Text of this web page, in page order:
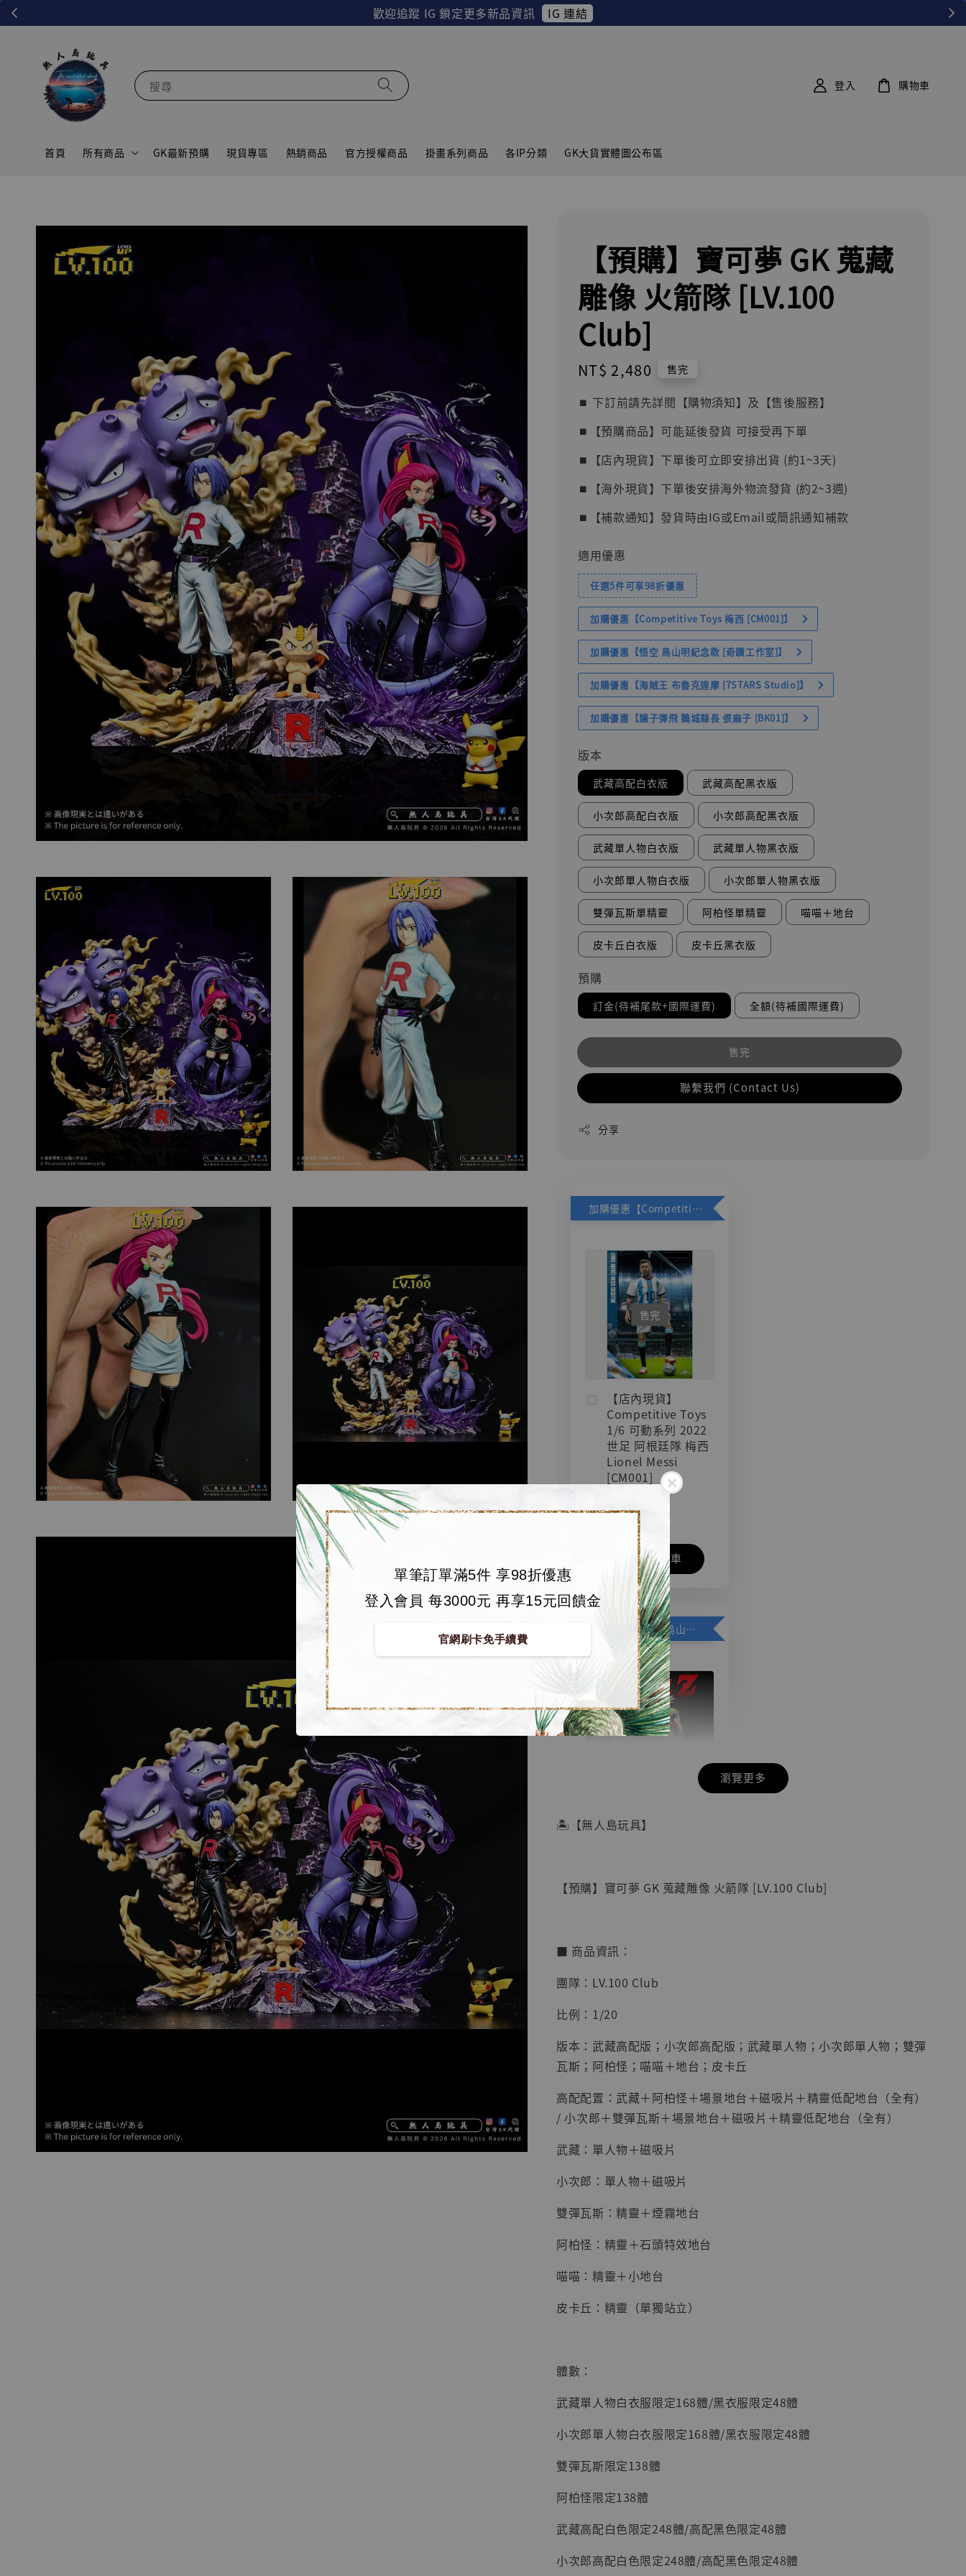
歡迎追蹤 IG 鎖定更多新品資訊 IG 連結
單筆訂單滿5件 享98折優惠
登入會員 每3000元 再享15元回饋金
官網刷卡免手續費
搜尋
首頁 所有商品 GK最新預購 現貨專區 熱銷商品 官方授權商品 掛畫系列商品 各IP分類 GK大貨實體圖公布區
登入 購物車
【預購】寶可夢 GK 蒐藏
雕像 火箭隊 [LV.100
Club]
Regular
price
NT$ 2,480 售完
⏹︎ 下訂前請先詳閱【購物須知】及【售後服務】
⏹︎【預購商品】可能延後發貨 可接受再下單
⏹︎【店內現貨】下單後可立即安排出貨 (約1~3天)
⏹︎【海外現貨】下單後安排海外物流發貨 (約2~3週)
⏹︎【補款通知】發貨時由IG或Email或簡訊通知補款
適用優惠
任選5件可享98折優惠
加購優惠【Competitive Toys 梅西 [CM001]】
加購優惠【悟空 鳥山明紀念款 [奇蹟工作室]】
加購優惠【海賊王 布魯克達摩 [7STARS Studio]】
加購優惠【讓子彈飛 鵝城縣長 張麻子 [BK01]】
版本
武藏高配白衣版 武藏高配黑衣版
小次郎高配白衣版 小次郎高配黑衣版
武藏單人物白衣版 武藏單人物黑衣版
小次郎單人物白衣版 小次郎單人物黑衣版
雙彈瓦斯單精靈 阿柏怪單精靈 喵喵＋地台
皮卡丘白衣版 皮卡丘黑衣版
預購
訂金(待補尾款+國際運費) 全額(待補國際運費)
售完
聯繫我們 (Contact Us)
分享
加購優惠【Competitive Toys 梅西 [CM001]】
售完
【店內現貨】
Competitive Toys
1/6 可動系列 2022
世足 阿根廷隊 梅西
Lionel Messi
[CM001]
NT$ 5,200
加入購物車
加購優惠【悟空 鳥山明紀念款 [奇蹟工作室]】
【店內現貨】七龍珠
系列蒐藏雕像 悟空
NT$ 4,280
- +
加入購物車
【店內現貨】海賊王
克達摩 [7STARS
NT$ 1,500
NT$ 1,870
瀏覽更多
🏝【無人島玩具】
【預購】寶可夢 GK 蒐藏雕像 火箭隊 [LV.100 Club]
■ 商品資訊：
團隊：LV.100 Club
比例：1/20
版本：武藏高配版；小次郎高配版；武藏單人物；小次郎單人物；雙彈
瓦斯；阿柏怪；喵喵＋地台；皮卡丘
高配配置：武藏＋阿柏怪＋場景地台＋磁吸片＋精靈低配地台（全有）
/ 小次郎＋雙彈瓦斯＋場景地台＋磁吸片＋精靈低配地台（全有）
武藏：單人物＋磁吸片
小次郎：單人物＋磁吸片
雙彈瓦斯：精靈＋煙霧地台
阿柏怪：精靈＋石頭特效地台
喵喵：精靈＋小地台
皮卡丘：精靈（單獨站立）
體數：
武藏單人物白衣服限定168體/黑衣服限定48體
小次郎單人物白衣服限定168體/黑衣服限定48體
雙彈瓦斯限定138體
阿柏怪限定138體
武藏高配白色限定248體/高配黑色限定48體
小次郎高配白色限定248體/高配黑色限定48體